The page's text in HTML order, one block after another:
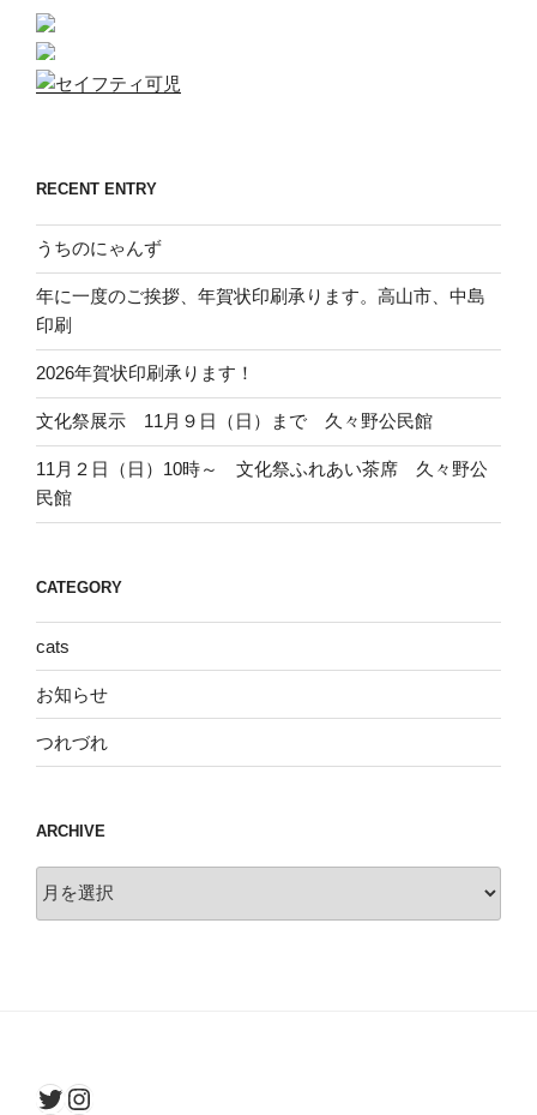
RECENT ENTRY
うちのにゃんず
年に一度のご挨拶、年賀状印刷承ります。高山市、中島
印刷
2026年賀状印刷承ります！
文化祭展示 11月９日（日）まで 久々野公民館
11月２日（日）10時～ 文化祭ふれあい茶席 久々野公
民館
CATEGORY
cats
お知らせ
つれづれ
ARCHIVE
Twitter
Instagram